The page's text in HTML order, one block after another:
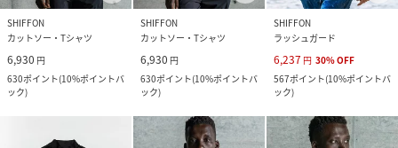
SHIFFON
カットソー・Tシャツ
6,930 円
630ポイント(10%ポイントバ
ック)
SHIFFON
カットソー・Tシャツ
6,930 円
630ポイント(10%ポイントバ
ック)
SHIFFON
ラッシュガード
6,237 円 30%OFF
567ポイント(10%ポイントバ
ック)